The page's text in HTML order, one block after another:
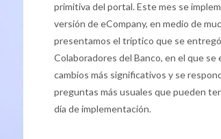
primitiva del portal. Este mes se
versión de eCompany, en medio de
presentamos el tríptico que se
Colaboradores del Banco, en el que se
cambios más significativos y se
preguntas más usuales que pueden
día de implementación.